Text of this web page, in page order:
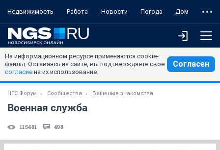
Недвижимость Работа Новости Погода Дом
На информационном ресурсе применяются cookie-
файлы. Оставаясь на сайте, вы подтверждаете свое
согласие на их использование.
Согласен
НГС.Форум Сообщества Бешеные знакомства
Военная служба
115481 498